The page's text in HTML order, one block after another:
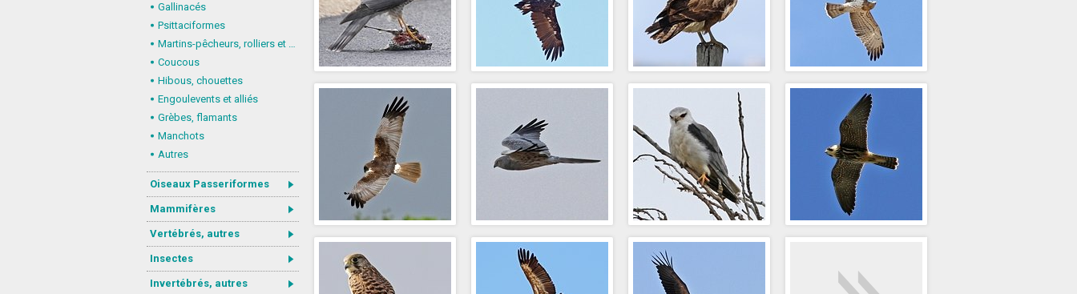
Gallinacés
Psittaciformes
Martins-pêcheurs, rolliers et alliés
Coucous
Hibous, chouettes
Engoulevents et alliés
Grèbes, flamants
Manchots
Autres
Oiseaux Passeriformes
Mammifères
Vertébrés, autres
Insectes
Invertébrés, autres